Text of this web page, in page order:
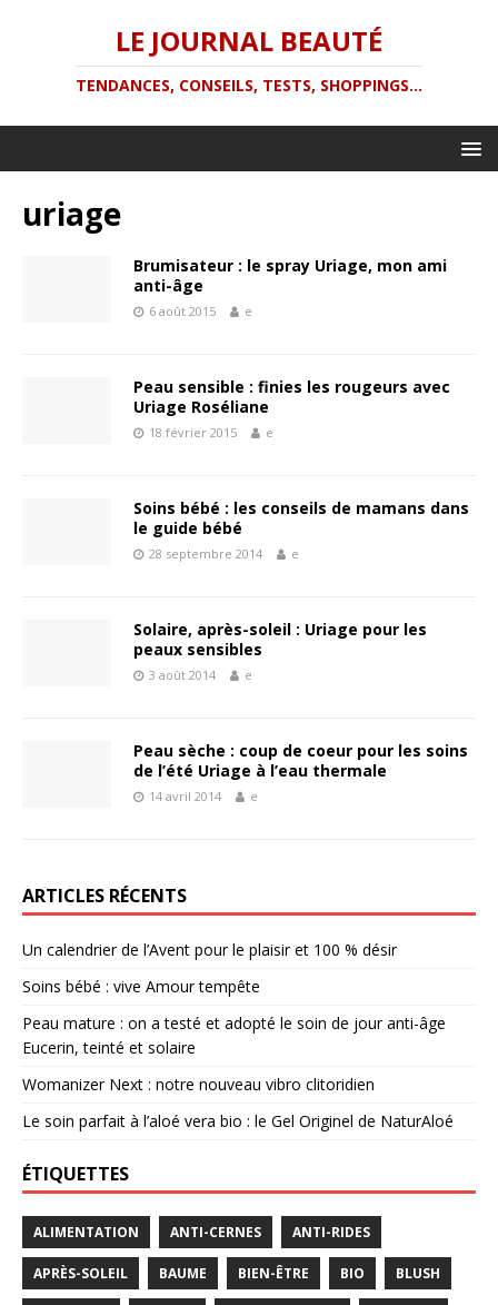
LE JOURNAL BEAUTÉ
TENDANCES, CONSEILS, TESTS, SHOPPINGS...
uriage
Brumisateur : le spray Uriage, mon ami
anti-âge
6 août 2015 e
Peau sensible : finies les rougeurs avec
Uriage Roséliane
18 février 2015 e
Soins bébé : les conseils de mamans dans
le guide bébé
28 septembre 2014 e
Solaire, après-soleil : Uriage pour les
peaux sensibles
3 août 2014 e
Peau sèche : coup de coeur pour les soins
de l’été Uriage à l’eau thermale
14 avril 2014 e
ARTICLES RÉCENTS
Un calendrier de l’Avent pour le plaisir et 100 % désir
Soins bébé : vive Amour tempête
Peau mature : on a testé et adopté le soin de jour anti-âge
Eucerin, teinté et solaire
Womanizer Next : notre nouveau vibro clitoridien
Le soin parfait à l’aloé vera bio : le Gel Originel de NaturAloé
ÉTIQUETTES
ALIMENTATION ANTI-CERNES ANTI-RIDES
APRÈS-SOLEIL BAUME BIEN-ÊTRE BIO BLUSH